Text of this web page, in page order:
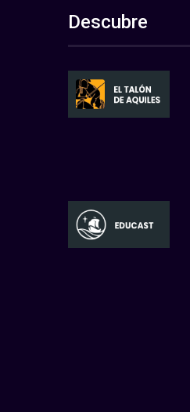
Descubre